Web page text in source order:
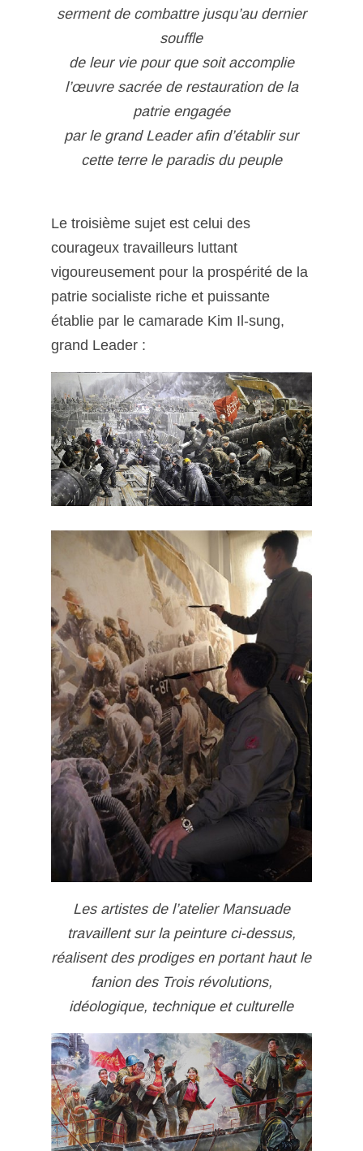
serment de combattre jusqu’au dernier
souffle
de leur vie pour que soit accomplie
l’œuvre sacrée de restauration de la
patrie engagée
par le grand Leader afin d’établir sur
cette terre le paradis du peuple
Le troisième sujet est celui des
courageux travailleurs luttant
vigoureusement pour la prospérité de la
patrie socialiste riche et puissante
établie par le camarade Kim Il-sung,
grand Leader :
Les artistes de l’atelier Mansuade
travaillent sur la peinture ci-dessus,
réalisent des prodiges en portant haut le
fanion des Trois révolutions,
idéologique, technique et culturelle